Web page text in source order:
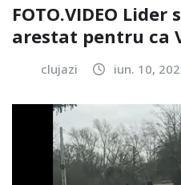
FOTO.VIDEO
arestat pentru ca
clujazi iun. 10,